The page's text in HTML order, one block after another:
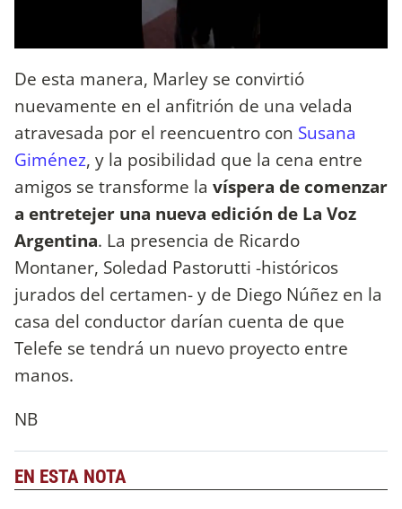
De esta manera, Marley se convirtió
nuevamente en el anfitrión de una velada
atravesada por el reencuentro con Susana
Giménez, y la posibilidad que la cena entre
amigos se transforme la víspera de comenzar
a entretejer una nueva edición de La Voz
Argentina. La presencia de Ricardo
Montaner, Soledad Pastorutti -históricos
jurados del certamen- y de Diego Núñez en la
casa del conductor darían cuenta de que
Telefe se tendrá un nuevo proyecto entre
manos.
NB
EN ESTA NOTA